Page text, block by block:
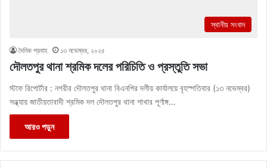
স্থানীয় সংবাদ
দৈনিক প্রবাহ ১৩ নভেম্বর, ২০২৫
দৌলতপুর থানা শ্রমিক দলের পরিচিতি ও প্রস্তুতি সভা
স্টাফ রিপোর্টার : নগরীর দৌলতপুর থানা বিএনপির দলীয় কার্যালয়ে বৃহস্পতিবার (১৩ নভেম্বর)
সন্ধ্যায় জাতীয়তাবাদী শ্রমিক দল দৌলতপুর থানা শাখার পূর্ণাঙ্গ…
আরও পড়ুন